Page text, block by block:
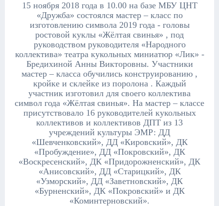
15 ноября 2018 года в 10.00 на базе МБУ ЦНТ
«Дружба» состоялся мастер – класс по
изготовлению символа 2019 года - головы
ростовой куклы «Жёлтая свинья» , под
руководством руководителя «Народного
коллектива» театра кукольных миниатюр «Лик» -
Бредихиной Анны Викторовны. Участники
мастер – класса обучились конструированию ,
кройке и склейке из поролона . Каждый
участник изготовил для своего коллектива
символ года «Жёлтая свинья». На мастер – классе
присутствовало 16 руководителей кукольных
коллективов и коллективов ДПТ из 13
учреждений культуры ЭМР: ДД
«Шевченковский», ДД «Кировский», ДК
«Пробуждение», ДД «Покровский», ДК
«Воскресенский», ДК «Придорожненский», ДК
«Анисовский», ДД «Старицкий», ДК
«Узморский», ДД «Заветновский», ДК
«Бурненский», ДК «Покровский» и ДК
«Коминтерновский».